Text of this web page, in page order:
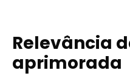
Relevância
aprimorada